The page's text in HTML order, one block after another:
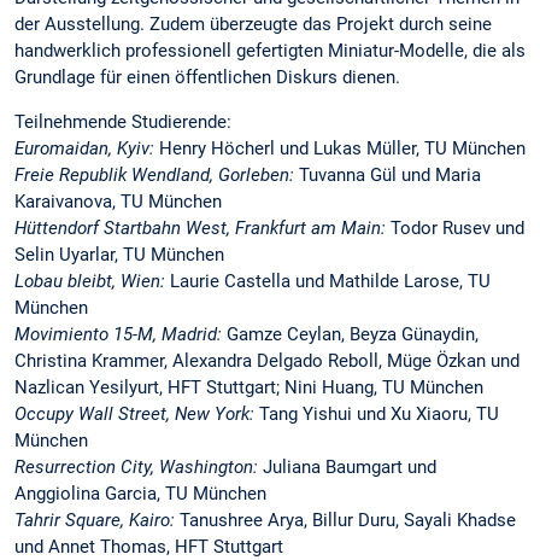
der Ausstellung. Zudem überzeugte das Projekt durch seine
handwerklich professionell gefertigten Miniatur-Modelle, die als
Grundlage für einen öffentlichen Diskurs dienen.
Teilnehmende Studierende:
Euromaidan, Kyiv: Henry Höcherl und Lukas Müller, TU München
Freie Republik Wendland, Gorleben: Tuvanna Gül und Maria
Karaivanova, TU München
Hüttendorf Startbahn West, Frankfurt am Main: Todor Rusev und
Selin Uyarlar, TU München
Lobau bleibt, Wien: Laurie Castella und Mathilde Larose, TU
München
Movimiento 15-M, Madrid: Gamze Ceylan, Beyza Günaydin,
Christina Krammer, Alexandra Delgado Reboll, Müge Özkan und
Nazlican Yesilyurt, HFT Stuttgart; Nini Huang, TU München
Occupy Wall Street, New York: Tang Yishui und Xu Xiaoru, TU
München
Resurrection City, Washington: Juliana Baumgart und
Anggiolina Garcia, TU München
Tahrir Square, Kairo: Tanushree Arya, Billur Duru, Sayali Khadse
und Annet Thomas, HFT Stuttgart